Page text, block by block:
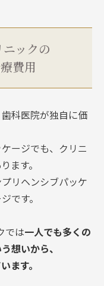
ックの
費用
科医院が独自に価
ージでも、クリニ
ます。
リヘンシブパッケ
です。
では一人でも多くの
想いから、
ます。